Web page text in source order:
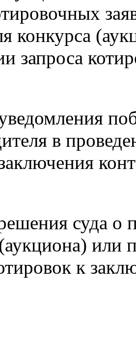
конкурса
запроса
в
суда о
или
к